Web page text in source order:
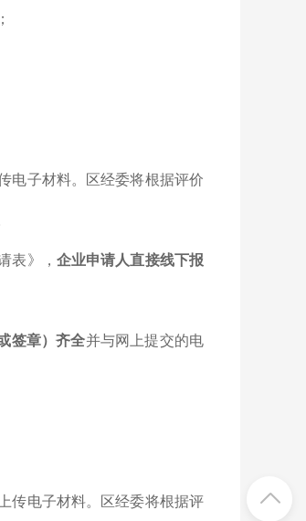
电子材料。区经委将根据评价
表》， 企业申请人直接线下报
签章）齐全并与网上提交的电
传电子材料。区经委将根据评